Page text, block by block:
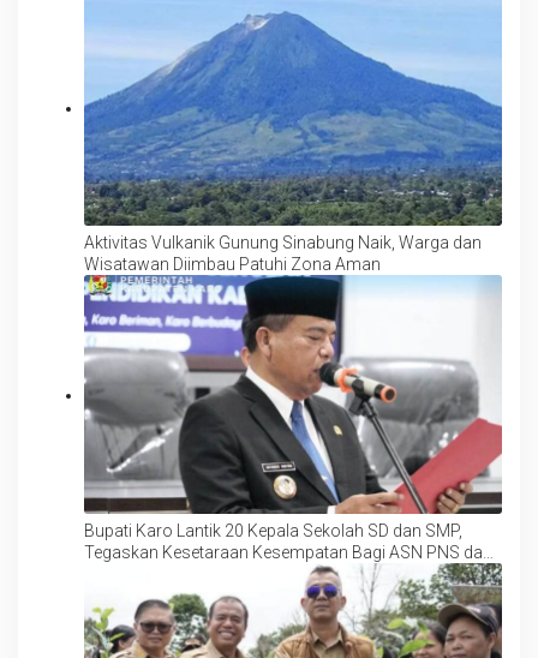
Aktivitas Vulkanik Gunung Sinabung Naik, Warga dan
Wisatawan Diimbau Patuhi Zona Aman
Bupati Karo Lantik 20 Kepala Sekolah SD dan SMP,
Tegaskan Kesetaraan Kesempatan Bagi ASN PNS dan